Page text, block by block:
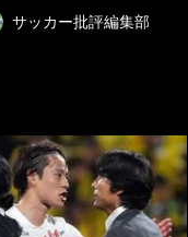
サッカー批評編集部